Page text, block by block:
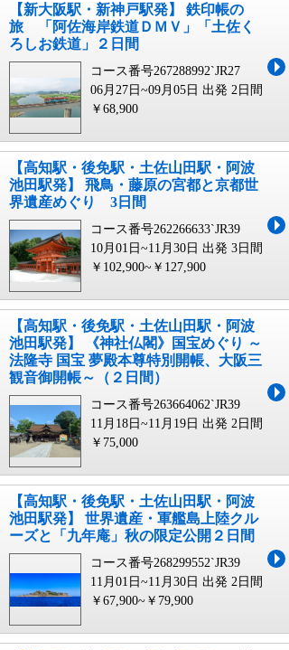
【新大阪駅・新神戸駅発】 鉄印帳の
旅 「阿佐海岸鉄道ＤＭＶ」「土佐く
ろしお鉄道」２日間
コース番号267288992`JR27
06月27日~09月05日 出発 2日間
￥68,900
【高知駅・後免駅・土佐山田駅・阿波
池田駅発】 飛鳥・藤原の宮都と京都世
界遺産めぐり 3日間
コース番号262266633`JR39
10月01日~11月30日 出発 3日間
￥102,900~￥127,900
【高知駅・後免駅・土佐山田駅・阿波
池田駅発】 《神社仏閣》国宝めぐり ～
法隆寺 国宝 夢殿本尊特別開帳、大阪三
観音御開帳～（２日間）
コース番号263664062`JR39
11月18日~11月19日 出発 2日間
￥75,000
【高知駅・後免駅・土佐山田駅・阿波
池田駅発】 世界遺産・軍艦島上陸クル
ーズと「九年庵」秋の限定公開２日間
コース番号268299552`JR39
11月01日~11月30日 出発 2日間
￥67,900~￥79,900